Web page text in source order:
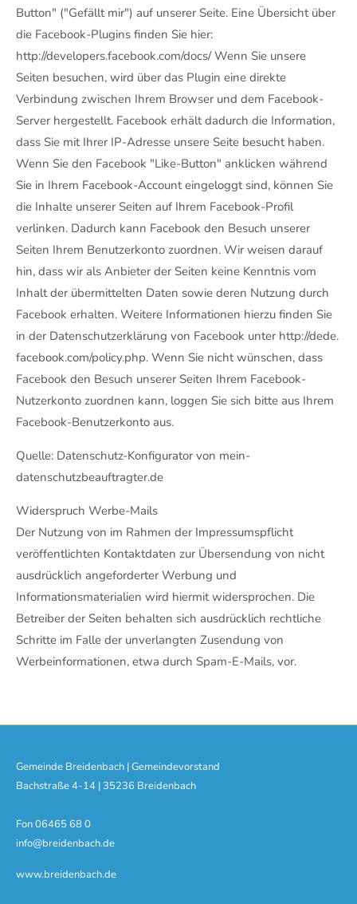
Button" ("Gefällt mir") auf unserer Seite. Eine Übersicht über
die Facebook-Plugins finden Sie hier:
http://developers.facebook.com/docs/ Wenn Sie unsere
Seiten besuchen, wird über das Plugin eine direkte
Verbindung zwischen Ihrem Browser und dem Facebook-
Server hergestellt. Facebook erhält dadurch die Information,
dass Sie mit Ihrer IP-Adresse unsere Seite besucht haben.
Wenn Sie den Facebook "Like-Button" anklicken während
Sie in Ihrem Facebook-Account eingeloggt sind, können Sie
die Inhalte unserer Seiten auf Ihrem Facebook-Profil
verlinken. Dadurch kann Facebook den Besuch unserer
Seiten Ihrem Benutzerkonto zuordnen. Wir weisen darauf
hin, dass wir als Anbieter der Seiten keine Kenntnis vom
Inhalt der übermittelten Daten sowie deren Nutzung durch
Facebook erhalten. Weitere Informationen hierzu finden Sie
in der Datenschutzerklärung von Facebook unter http://dede.
facebook.com/policy.php. Wenn Sie nicht wünschen, dass
Facebook den Besuch unserer Seiten Ihrem Facebook-
Nutzerkonto zuordnen kann, loggen Sie sich bitte aus Ihrem
Facebook-Benutzerkonto aus.
Quelle: Datenschutz-Konfigurator von mein-
datenschutzbeauftragter.de
Widerspruch Werbe-Mails
Der Nutzung von im Rahmen der Impressumspflicht
veröffentlichten Kontaktdaten zur Übersendung von nicht
ausdrücklich angeforderter Werbung und
Informationsmaterialien wird hiermit widersprochen. Die
Betreiber der Seiten behalten sich ausdrücklich rechtliche
Schritte im Falle der unverlangten Zusendung von
Werbeinformationen, etwa durch Spam-E-Mails, vor.
Gemeinde Breidenbach | Gemeindevorstand
Bachstraße 4-14 | 35236 Breidenbach
Fon 06465 68 0
info@breidenbach.de
www.breidenbach.de